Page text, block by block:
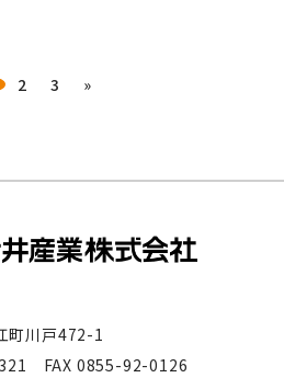
2 3 »
町川戸472-1
FAX 0855-92-0126